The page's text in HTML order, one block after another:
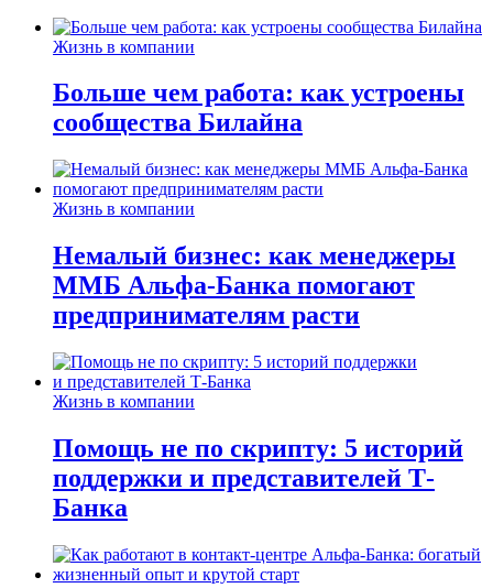
Жизнь в компании
Больше чем работа: как устроены
сообщества Билайна
Жизнь в компании
Немалый бизнес: как менеджеры
ММБ Альфа-Банка помогают
предпринимателям расти
Жизнь в компании
Помощь не по скрипту: 5 историй
поддержки и представителей Т-
Банка